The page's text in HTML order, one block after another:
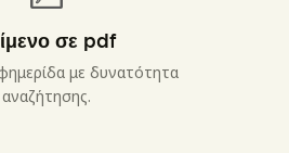
σε pdf
με δυνατότητα
αναζήτησης.